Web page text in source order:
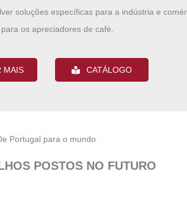
soluções específicas para a indústria e
os apreciadores de café.
MAIS CATÁLOGO
Portugal para o mundo
POSTOS NO FUTURO